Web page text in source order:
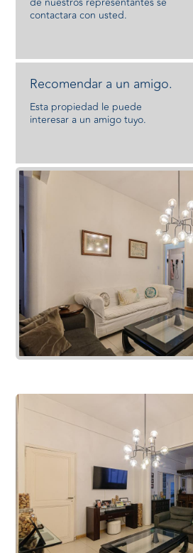
contactara con usted.
Recomendar a un amigo.
Esta propiedad le puede
interesar a un amigo tuyo.